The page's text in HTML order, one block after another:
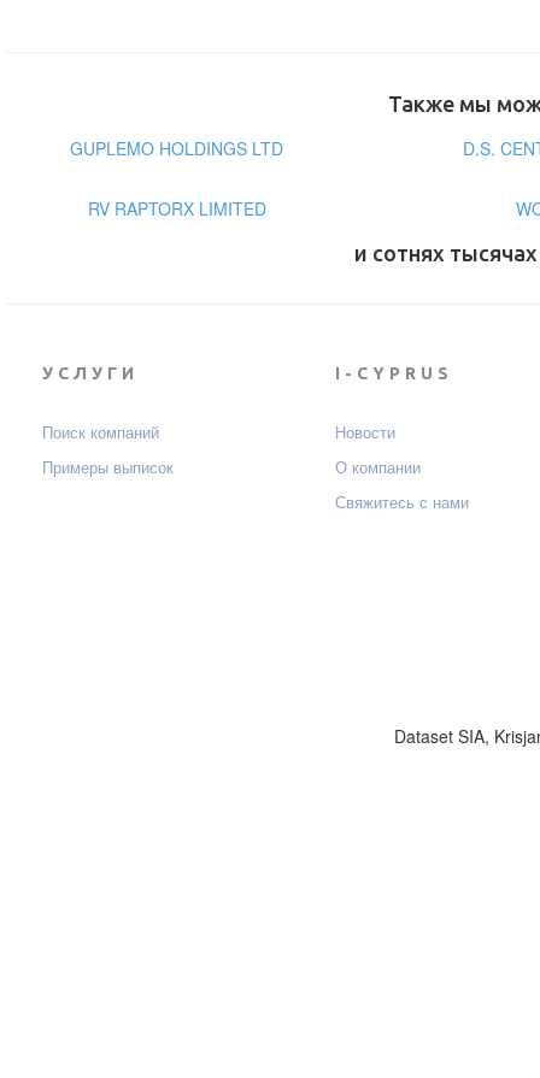
Также мы
GUPLEMO HOLDINGS LTD
D.S.
RV RAPTORX LIMITED
и сотнях
УСЛУГИ
Поиск компаний
Примеры выписок
I-CYPRUS
Новости
О компании
Свяжитесь с нами
Dataset SIA,